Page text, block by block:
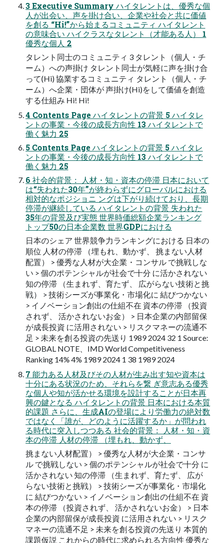
3 Executive Summary ハイタレントは、優秀な個
人が出会い、声を掛け合い、企業や社会と共に価値
を創る “Hi!”から始まるコミュニティ ハイタレント
の意味合い ハイクラスなタレント（才能ある人） 1
優秀な個人 2
タレント同士のコミュニティ 3 タレント（個人・チ
ーム）への声掛け タレント同士が気軽に声を掛け合
って(Hi) 協業するコミュニティ タレント（個人・チ
ーム）へ企業・団体が 声掛け(Hi)をして価値を創造
する仕組み Hi! Hi!
4 Contents Page ハイタレントの背景 5 ハイタレ
ントの事業・今後の成長方向性 13 ハイタレントで
働く魅力 25
5 Contents Page ハイタレントの背景 5 ハイタレ
ントの事業・今後の成長方向性 13 ハイタレントで
働く魅力 25
6 社会的背景： 人材・知・資本の停滞 日本において
は“失われた30年”が終わらずにグローバルにおける
相対的なポジショニ ングは下がり続けており、長期
停滞が継続している ハイタレントの背景 失われた
35年の背景及び実態 世界時価総額企業ランキング
トップ50の日本企業数 世界GDPにおける
日本のシェア 世界競争力ランキングにおける 日本の
順位 人材の停滞 （埋もれ、動かず、 挑まない人材
配置） > 優秀な人材が大企業・コンサル で挑戦しな
い > 個のポテンシャルが社会で十分 に活かされない
知の停滞 （生まれず、育たず、 広がらない技術と挑
戦） > 技術シーズが事業化・市場化に 結びつかない
> イノベーション創出の仕組不在 資本の停滞 （投資
されず、 活かされないお金） > 日本企業の内部留保
が成長投資 に活用されない > リスクマネーの流通不
足 > 未来を創る投資の先送り 1989 2024 32 1 Source:
GLOBAL NOTE、IMD World Competitiveness
Ranking 14% 4% 1989 2024 1 38 1989 2024
7 能力ある人材及びその人材が生み出す知や資本は
十分にある状況のため、それらを繋 ぎ意志ある優秀
な個人や知が活かせる環境を設計することが日本再
興の鍵となる ハイタレントの背景 日本における本質
的課題 さらに、生成AIの登場により労働力の絶対数
ではなく「誰が、どのように活躍するか」が問われ
る時代に突入しつつある 社会的背景： 人材・知・資
本の停滞 人材の停滞 （埋もれ、動かず、
挑まない人材配置） > 優秀な人材が大企業・コンサ
ル で挑戦しない > 個のポテンシャルが社会で十分 に
活かされない 知の停滞 （生まれず、育たず、 広が
らない技術と挑戦） > 技術シーズが事業化・市場化
に 結びつかない > イノベーション創出の仕組不在 資
本の停滞 （投資されず、 活かされないお金） > 日本
企業の内部留保が成長投資 に活用されない > リスク
マネーの流通不足 > 未来を創る投資の先送り 本質的
課題仮説 これからの時代に求められる方向性 優秀な